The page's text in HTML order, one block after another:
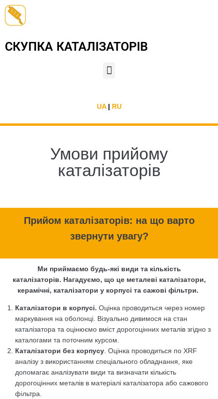
СКУПКА КАТАЛІЗАТОРІВ
UA| RU
Умови прийому
каталізаторів
Прийом каталізаторів: на що варто
звернути увагу?
Ми приймаємо будь-які види та кількість
каталізаторів. Нагадуємо, що це металеві каталізатори,
керамічні, каталізатори у корпусі та сажові фільтри.
Каталізатори в корпусі. Оцінка проводиться через номер
маркування на оболонці. Візуально дивимося на стан
каталізатора та оцінюємо вміст дорогоцінних металів згідно з
каталогами та поточним курсом.
Каталізатори без корпусу . Оцінка проводиться по XRF
аналізу з використанням спеціального обладнання, яке
допомагає аналізувати види та визначати кількість
дорогоцінних металів в матеріалі каталізатора або сажового
фільтра.